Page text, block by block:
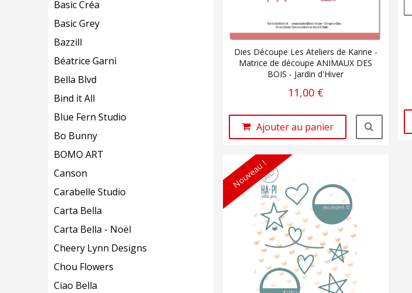
Basic Créa
Basic Grey
Bazzill
Béatrice Garni
Bella Blvd
Bind it All
Blue Fern Studio
Bo Bunny
BOMO ART
Canson
Carabelle Studio
Carta Bella
Carta Bella - Noël
Cheery Lynn Designs
Chou Flowers
Ciao Bella
Dies Découpe Les Ateliers de Karine -
Matrice de découpe ANIMAUX DES
BOIS - Jardin d'Hiver
11,00 €
Ajouter au panier
Nouveau !